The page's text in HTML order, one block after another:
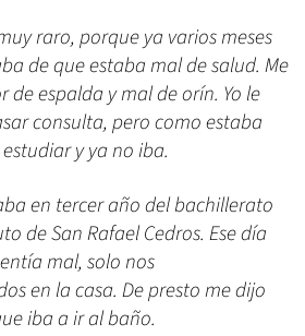
raro, porque ya varios meses
de que estaba mal de salud. Me
espalda y mal de orín. Yo le
consulta, pero como estaba
y ya no iba.
en tercer año del bachillerato
de San Rafael Cedros. Ese día
mal, solo nos
en la casa. De presto me dijo
iba a ir al baño.